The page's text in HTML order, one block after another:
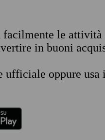
le attività
in buoni
ufficiale oppure usa